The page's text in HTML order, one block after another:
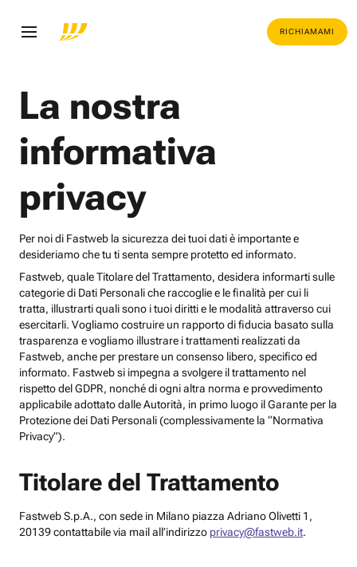
RICHIAMAMI
La nostra
informativa
privacy
Per noi di Fastweb la sicurezza dei tuoi dati è importante e
desideriamo che tu ti senta sempre protetto ed informato.
Fastweb, quale Titolare del Trattamento, desidera informarti sulle
categorie di Dati Personali che raccoglie e le finalità per cui li
tratta, illustrarti quali sono i tuoi diritti e le modalità attraverso cui
esercitarli. Vogliamo costruire un rapporto di fiducia basato sulla
trasparenza e vogliamo illustrare i trattamenti realizzati da
Fastweb, anche per prestare un consenso libero, specifico ed
informato. Fastweb si impegna a svolgere il trattamento nel
rispetto del GDPR, nonché di ogni altra norma e provvedimento
applicabile adottato dalle Autorità, in primo luogo il Garante per la
Protezione dei Dati Personali (complessivamente la “Normativa
Privacy”).
Titolare del Trattamento
Fastweb S.p.A., con sede in Milano piazza Adriano Olivetti 1,
20139 contattabile via mail all’indirizzo privacy@fastweb.it.